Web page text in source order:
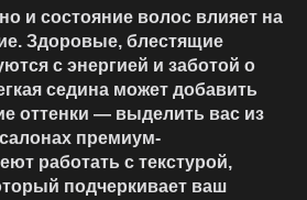
и состояние волос влияет на
Здоровые, блестящие
с энергией и заботой о
седина может добавить
оттенки — выделить вас из
премиум-
работать с текстурой,
подчеркивает ваш